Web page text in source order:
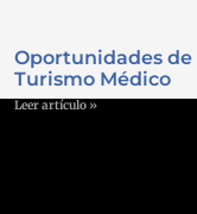
Oportunidades de
Turismo Médico
Leer artículo »